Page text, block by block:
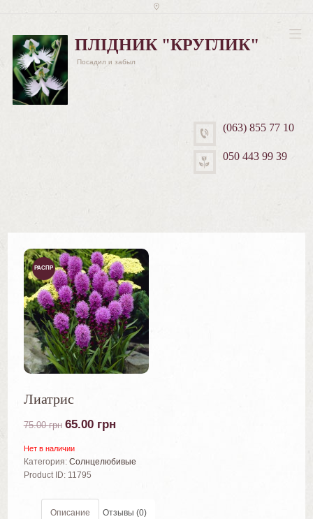
ПЛІДНИК "КРУГЛИК"
Посадил и забыл
(063) 855 77 10
050 443 99 39
РАСПР
ОДАЖ
А!
Лиатрис
75.00грн 65.00 грн
Нет в наличии
Категория: Солнцелюбивые
Product ID: 11795
Описание Отзывы (0)